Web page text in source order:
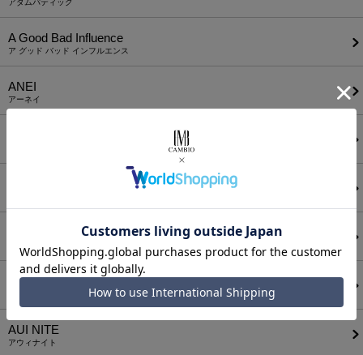
アダムパティック
A Good Bad Influence
ア グッド バッド インフルエンス
ANEI
アーネイ
ATTACHMENT
AUI NITE
アウィナイト